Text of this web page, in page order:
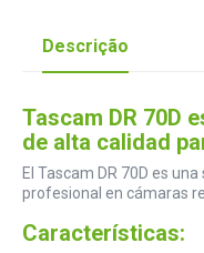
Descrição
Tascam DR 70D
de alta calidad
El Tascam DR 70D es
profesional en cámaras
Características: